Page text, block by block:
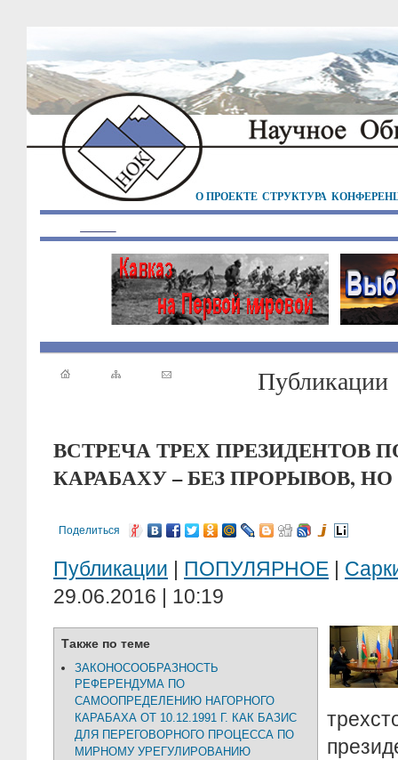
О ПРОЕКТЕ СТРУКТУРА
Публикации
ВСТРЕЧА ТРЕХ ПРЕЗИДЕНТОВ
КАРАБАХУ – БЕЗ ПРОРЫВОВ,
Поделиться
Публикации | ПОПУЛЯРНОЕ |
29.06.2016 | 10:19
Также по теме
ЗАКОНОСООБРАЗНОСТЬ
РЕФЕРЕНДУМА ПО
САМООПРЕДЕЛЕНИЮ НАГОРНОГО
КАРАБАХА ОТ 10.12.1991 Г. КАК БАЗИС
ДЛЯ ПЕРЕГОВОРНОГО ПРОЦЕССА ПО
МИРНОМУ УРЕГУЛИРОВАНИЮ